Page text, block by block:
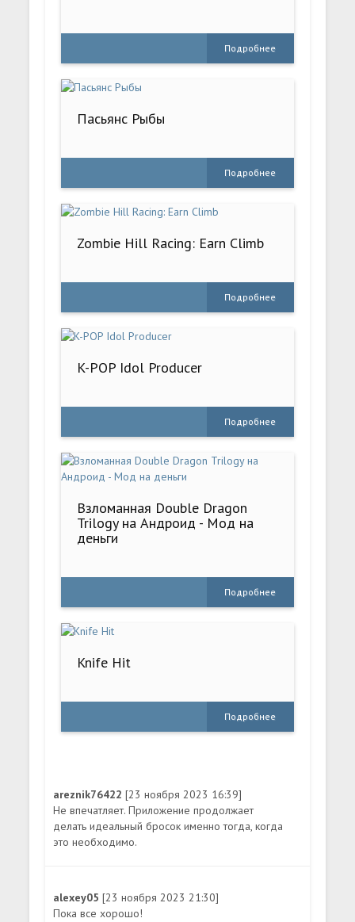
Подробнее
Пасьянс Рыбы
Подробнее
Zombie Hill Racing: Earn Climb
Подробнее
K-POP Idol Producer
Подробнее
Взломанная Double Dragon
Trilogy на Андроид - Мод на
деньги
Подробнее
Knife Hit
Подробнее
areznik76422[23 ноября 2023 16:39]
Не впечатляет. Приложение продолжает
делать идеальный бросок именно тогда, когда
это необходимо.
alexey05[23 ноября 2023 21:30]
Пока все хорошо!